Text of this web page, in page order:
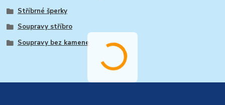
Stříbrné šperky
Soupravy stříbro
Soupravy bez kamene